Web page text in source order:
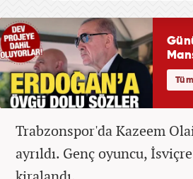
Trabzonspor'da Kazeem
ayrıldı. Genç oyuncu,